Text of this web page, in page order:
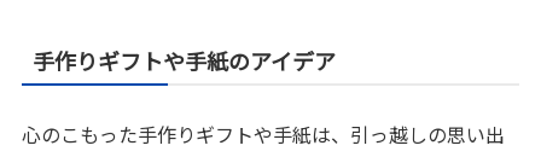
手作りギフトや手紙のアイデア
心のこもった手作りギフトや手紙は、引っ越しの思い出